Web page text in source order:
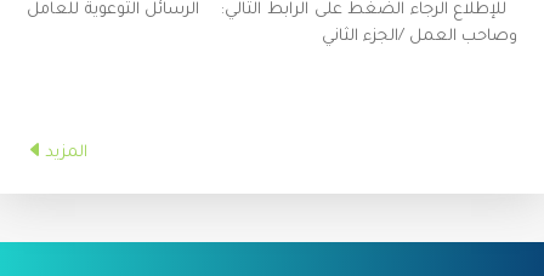
للإطلاع الرجاء الضغط على الرابط التالي: الرسائل التوعوية للعامل
وصاحب العمل /الجزء الثاني
المزيد